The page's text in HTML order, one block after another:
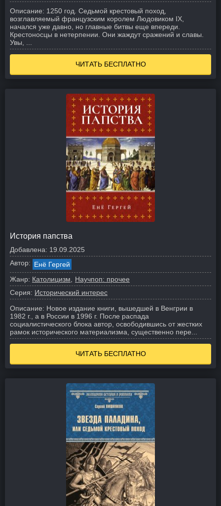
Описание: 1250 год. Седьмой крестовый поход,
возглавляемый французским королем Людовиком IX,
начался уже давно, но главные битвы еще впереди.
Крестоносцы в нетерпении. Они жаждут сражений и славы.
Увы, ...
ЧИТАТЬ БЕСПЛАТНО
История папства
Добавлена: 19.09.2025
Автор: Енё Гергей
Жанр: Католицизм
Научпоп: прочее
Серия: Исторический интерес
Описание: Новое издание книги, вышедшей в Венгрии в
1982 г., а в России в 1996 г. После распада
социалистического блока автор, освободившись от жестких
рамок исторического материализма, существенно пере...
ЧИТАТЬ БЕСПЛАТНО